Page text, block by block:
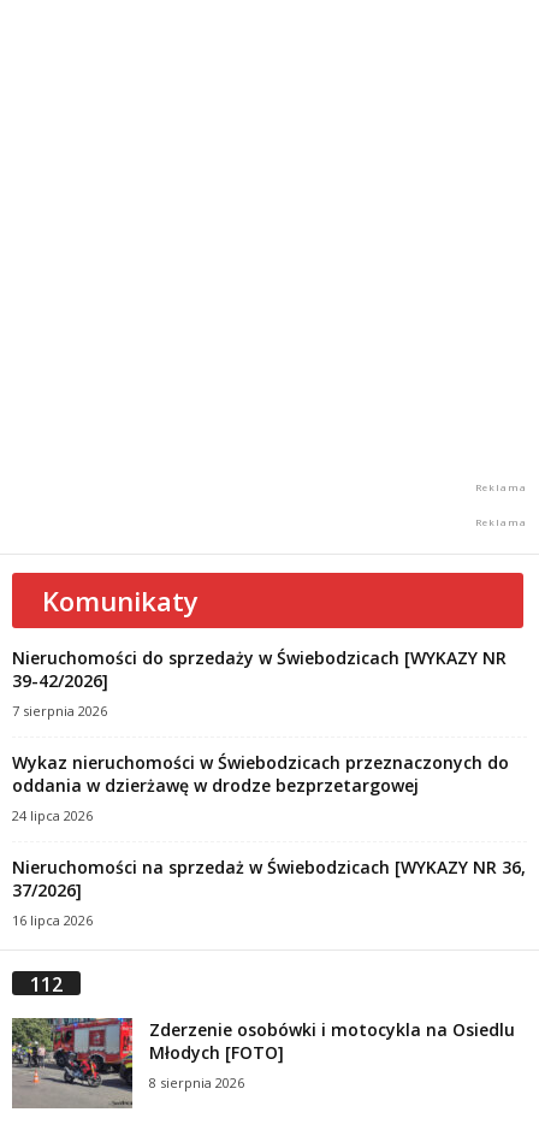
Komunikaty
Nieruchomości do sprzedaży w Świebodzicach [WYKAZY NR
39-42/2026]
7 sierpnia 2026
Wykaz nieruchomości w Świebodzicach przeznaczonych do
oddania w dzierżawę w drodze bezprzetargowej
24 lipca 2026
Nieruchomości na sprzedaż w Świebodzicach [WYKAZY NR 36,
37/2026]
16 lipca 2026
112
Zderzenie osobówki i motocykla na Osiedlu
Młodych [FOTO]
8 sierpnia 2026